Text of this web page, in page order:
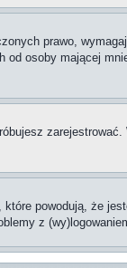
prawo,
osoby mającej
powodują, że
z